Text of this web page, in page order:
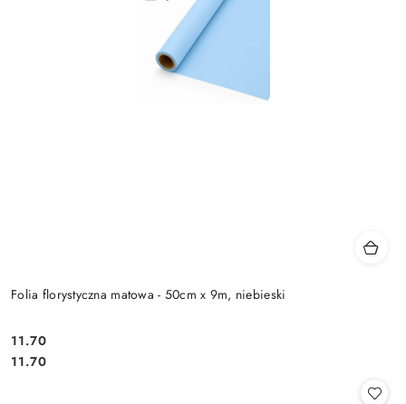
Folia florystyczna matowa - 50cm x 9m, niebieski
Cena:
11.70
Cena:
11.70